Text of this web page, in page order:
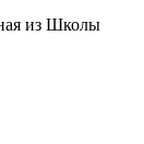
из Школы